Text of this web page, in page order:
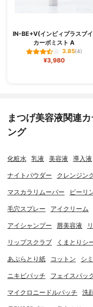
IN-BE+V(インビィプラスブ
カーボミスト A
3.85(4)
¥3,980
まつげ美容液関連
ング
化粧水 乳液 美容液 導入液
ナイトパウダー クレンジン
マスカラリムーバー ピーリ
毛穴スプレー アイクリーム
アイシャンプー 唇美容液
リップスクラブ くまとりシ
あぶらとり紙 コットン シ
ニキビパッチ フェイスパッ
マイクロニードルパッチ 洗